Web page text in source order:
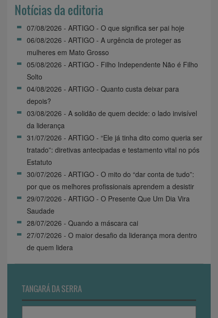
Notícias da editoria
07/08/2026 - ARTIGO - O que significa ser pai hoje
06/08/2026 - ARTIGO - A urgência de proteger as
mulheres em Mato Grosso
05/08/2026 - ARTIGO - Filho Independente Não é Filho
Solto
04/08/2026 - ARTIGO - Quanto custa deixar para
depois?
03/08/2026 - A solidão de quem decide: o lado invisível
da liderança
31/07/2026 - ARTIGO - “Ele já tinha dito como queria ser
tratado”: diretivas antecipadas e testamento vital no pós
Estatuto
30/07/2026 - ARTIGO - O mito do “dar conta de tudo”:
por que os melhores profissionais aprendem a desistir
29/07/2026 - ARTIGO - O Presente Que Um Dia Vira
Saudade
28/07/2026 - Quando a máscara cai
27/07/2026 - O maior desafio da liderança mora dentro
de quem lidera
TANGARÁ DA SERRA